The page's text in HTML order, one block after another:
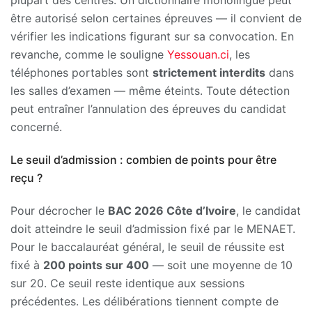
être autorisé selon certaines épreuves — il convient de
vérifier les indications figurant sur sa convocation. En
revanche, comme le souligne Yessouan.ci, les
téléphones portables sont strictement interdits dans
les salles d’examen — même éteints. Toute détection
peut entraîner l’annulation des épreuves du candidat
concerné.
Le seuil d’admission : combien de points pour être
reçu ?
Pour décrocher le BAC 2026 Côte d’Ivoire, le candidat
doit atteindre le seuil d’admission fixé par le MENAET.
Pour le baccalauréat général, le seuil de réussite est
fixé à 200 points sur 400 — soit une moyenne de 10
sur 20. Ce seuil reste identique aux sessions
précédentes. Les délibérations tiennent compte de